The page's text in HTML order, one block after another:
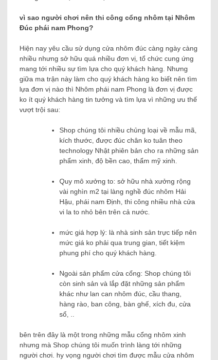
vì sao người chơi nên thi công cổng nhôm tại Nhôm
Đúc phái nam Phong?
Hiện nay yêu cầu sử dụng cửa nhôm đúc càng ngày càng
nhiều nhưng sở hữu quá nhiều đơn vị, tổ chức cung ứng
mang tới nhiều sự tìm lựa cho quý khách hàng. Nhưng
giữa ma trận này làm cho quý khách hàng ko biết nên tìm
lựa đơn vị nào thì Nhôm phái nam Phong là đơn vị được
ko ít quý khách hàng tin tưởng và tìm lựa vì những ưu thế
vượt trội sau:
Shop chúng tôi nhiều chủng loại về mẫu mã,
kích thước, được đúc chân ko tuân theo
technology Nhật phiên bản cho ra những sản
phẩm xinh, độ bền cao, thẩm mỹ xinh.
Quy mô xưởng to: sở hữu nhà xưởng rộng
vài nghìn m2 tại làng nghề đúc nhôm Hải
Hậu, phái nam Định, thi công nhiều nhà cửa
vi la to nhỏ bên trên cả nước.
mức giá hợp lý: là nhà sinh sản trực tiếp nên
mức giá ko phải qua trung gian, tiết kiệm
phung phí cho quý khách hàng.
Ngoài sản phẩm cửa cổng: Shop chúng tôi
còn sinh sản và lắp đặt những sản phẩm
khác như lan can nhôm đúc, cầu thang,
hàng rào, ban công, bàn ghế, xích đu, cửa
sổ, ..
bên trên đây là một trong những mẫu cổng nhôm xinh
nhưng mà Shop chúng tôi muốn trình làng tới những
người chơi. hy vọng người chơi tìm được mẫu cửa nhôm